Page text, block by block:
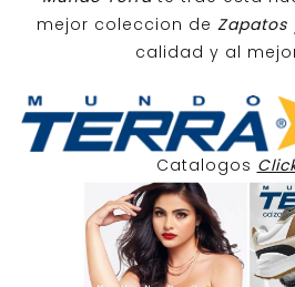
mejor coleccion de Zapatos
calidad y al
Catalogos